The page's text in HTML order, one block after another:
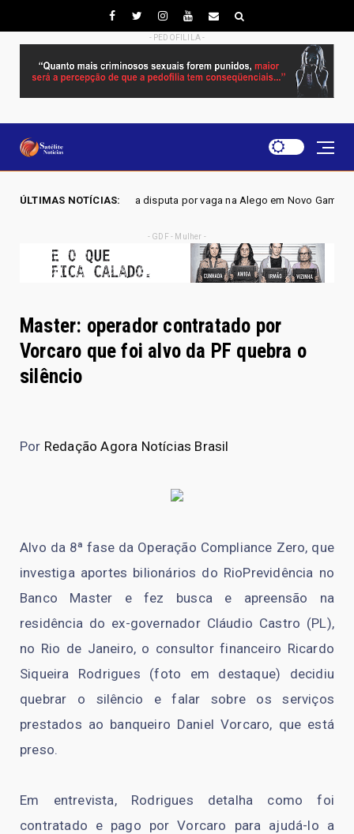
- PEDOFILILA -
ÚLTIMAS NOTÍCIAS:
disputa por vaga na Alego em Novo Gama, aponta pesquisa IGAPE
- GDF - Mulher -
Master: operador contratado por
Vorcaro que foi alvo da PF quebra o
silêncio
Por Redação Agora Notícias Brasil
Alvo da 8ª fase da Operação Compliance Zero, que
investiga aportes bilionários do RioPrevidência no
Banco Master e fez busca e apreensão na
residência do ex-governador Cláudio Castro (PL),
no Rio de Janeiro, o consultor financeiro Ricardo
Siqueira Rodrigues (foto em destaque) decidiu
quebrar o silêncio e falar sobre os serviços
prestados ao banqueiro Daniel Vorcaro, que está
preso.
Em entrevista, Rodrigues detalha como foi
contratado e pago por Vorcaro para ajudá-lo a